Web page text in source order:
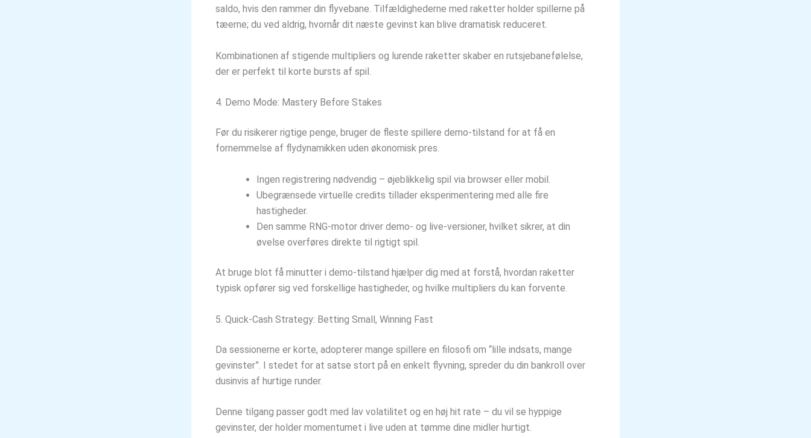
saldo, hvis den rammer din flyvebane. Tilfældighederne med raketter holder spillerne på
tæerne; du ved aldrig, hvornår dit næste gevinst kan blive dramatisk reduceret.
Kombinationen af stigende multipliers og lurende raketter skaber en rutsjebanefølelse,
der er perfekt til korte bursts af spil.
4. Demo Mode: Mastery Before Stakes
Før du risikerer rigtige penge, bruger de fleste spillere demo-tilstand for at få en
fornemmelse af flydynamikken uden økonomisk pres.
Ingen registrering nødvendig – øjeblikkelig spil via browser eller mobil.
Ubegrænsede virtuelle credits tillader eksperimentering med alle fire
hastigheder.
Den samme RNG-motor driver demo- og live-versioner, hvilket sikrer, at din
øvelse overføres direkte til rigtigt spil.
At bruge blot få minutter i demo-tilstand hjælper dig med at forstå, hvordan raketter
typisk opfører sig ved forskellige hastigheder, og hvilke multipliers du kan forvente.
5. Quick‑Cash Strategy: Betting Small, Winning Fast
Da sessionerne er korte, adopterer mange spillere en filosofi om “lille indsats, mange
gevinster”. I stedet for at satse stort på en enkelt flyvning, spreder du din bankroll over
dusinvis af hurtige runder.
Denne tilgang passer godt med lav volatilitet og en høj hit rate – du vil se hyppige
gevinster, der holder momentumet i live uden at tømme dine midler hurtigt.